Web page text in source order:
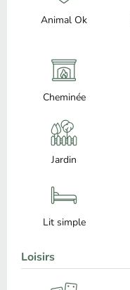
Animal Ok
Cheminée
Jardin
Lit simple
Loisirs